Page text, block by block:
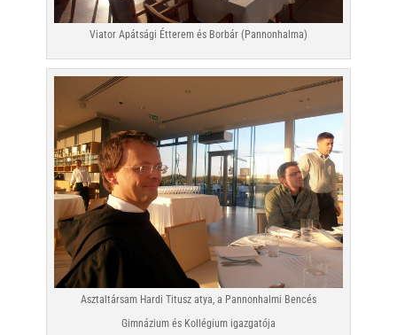
Viator Apátsági Étterem és Borbár (Pannonhalma)
Asztaltársam Hardi Titusz atya, a Pannonhalmi Bencés
Gimnázium és Kollégium igazgatója